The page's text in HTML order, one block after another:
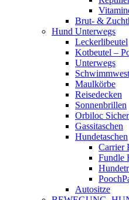
Brut- &
Hund Unterwegs
Leckerlibeutel
Kotbeutel –
Unterwegs
Maulkörbe
Reisedecken
Sonnenbrillen
Orbiloc
Gassitaschen
Hundetaschen
Carrier
Fundle
Autositze